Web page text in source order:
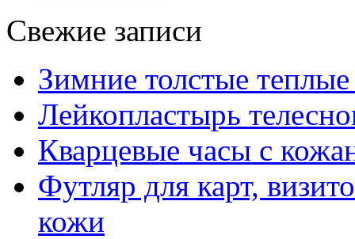
Свежие записи
Зимние толстые
Лейкопластырь
Кварцевые часы с
Футляр для карт,
кожи